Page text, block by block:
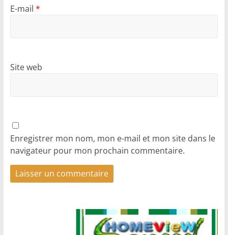
E-mail *
Site web
Enregistrer mon nom, mon e-mail et mon site dans le
navigateur pour mon prochain commentaire.